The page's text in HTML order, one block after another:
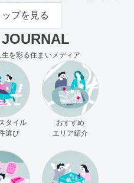
主さま向け）
プを見る
を彩る住まいメディア
タイル
選び
おすすめ
エリア紹介